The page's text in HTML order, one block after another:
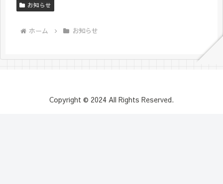
お知らせ
ホーム お知らせ
Copyright © 2024 All Rights Reserved.